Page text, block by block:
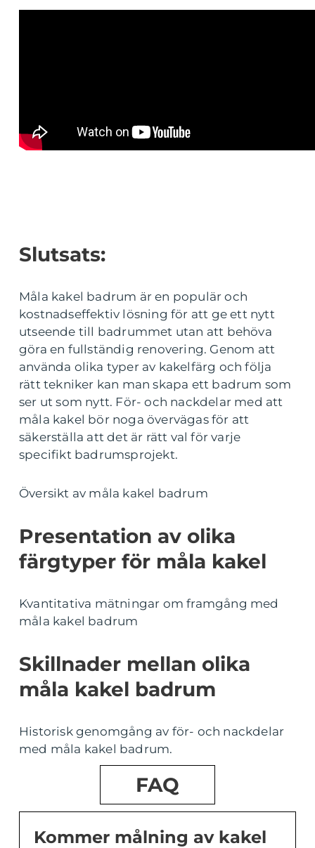
Slutsats:
Måla kakel badrum är en populär och
kostnadseffektiv lösning för att ge ett nytt
utseende till badrummet utan att behöva
göra en fullständig renovering. Genom att
använda olika typer av kakelfärg och följa
rätt tekniker kan man skapa ett badrum som
ser ut som nytt. För- och nackdelar med att
måla kakel bör noga övervägas för att
säkerställa att det är rätt val för varje
specifikt badrumsprojekt.
Översikt av måla kakel badrum
Presentation av olika
färgtyper för måla kakel
Kvantitativa mätningar om framgång med
måla kakel badrum
Skillnader mellan olika
måla kakel badrum
Historisk genomgång av för- och nackdelar
med måla kakel badrum.
FAQ
Kommer målning av kakel